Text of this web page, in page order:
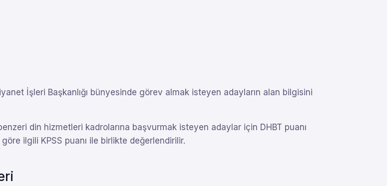
İşleri Başkanlığı bünyesinde görev almak isteyen adayların alan bilgisini
din hizmetleri kadrolarına başvurmak isteyen adaylar için DHBT puanı
ilgili KPSS puanı ile birlikte değerlendirilir.